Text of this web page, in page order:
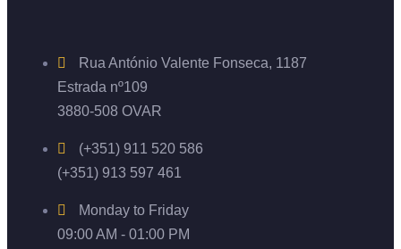
Rua António Valente Fonseca, 1187
Estrada nº109
3880-508 OVAR
(+351) 911 520 586
(+351) 913 597 461
Monday to Friday
09:00 AM - 01:00 PM